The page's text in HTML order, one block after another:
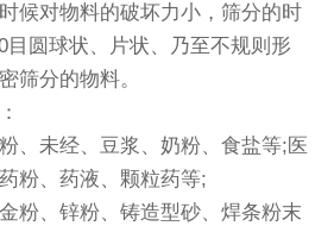
候对物料的破坏力小，筛分的时
目圆球状、片状、乃至不规则形
筛分的物料。
、未经、豆浆、奶粉、食盐等;医
粉、药液、颗粒药等;
粉、锌粉、铸造型砂、焊条粉末